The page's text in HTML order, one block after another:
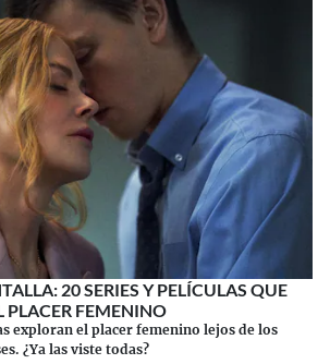
20 SERIES Y PELÍCULAS QUE
PLACER FEMENINO
exploran el placer femenino lejos de los
¿Ya las viste todas?